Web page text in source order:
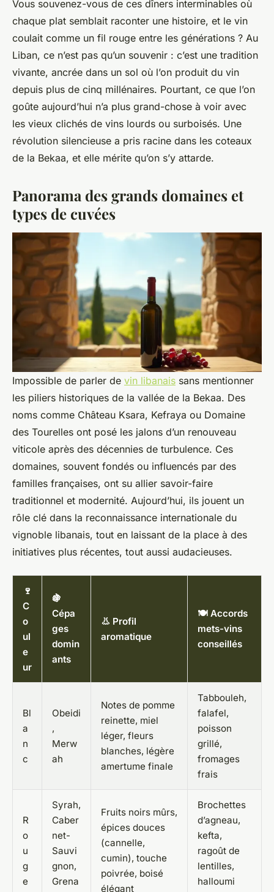
Vous souvenez-vous de ces dîners interminables où
chaque plat semblait raconter une histoire, et le vin
coulait comme un fil rouge entre les générations ? Au
Liban, ce n’est pas qu’un souvenir : c’est une tradition
vivante, ancrée dans un sol où l’on produit du vin
depuis plus de cinq millénaires. Pourtant, ce que l’on
goûte aujourd’hui n’a plus grand-chose à voir avec
les vieux clichés de vins lourds ou surboisés. Une
révolution silencieuse a pris racine dans les coteaux
de la Bekaa, et elle mérite qu’on s’y attarde.
Panorama des grands domaines et
types de cuvées
Impossible de parler de vin libanais sans mentionner
les piliers historiques de la vallée de la Bekaa. Des
noms comme Château Ksara, Kefraya ou Domaine
des Tourelles ont posé les jalons d’un renouveau
viticole après des décennies de turbulence. Ces
domaines, souvent fondés ou influencés par des
familles françaises, ont su allier savoir-faire
traditionnel et modernité. Aujourd’hui, ils jouent un
rôle clé dans la reconnaissance internationale du
vignoble libanais, tout en laissant de la place à des
initiatives plus récentes, tout aussi audacieuses.
🍷
C
o
ul
e
ur
🍇
Cépa
ges
domin
ants
👃 Profil
aromatique
🍽️ Accords
mets-vins
conseillés
Bl
a
n
c
Obeidi
,
Merw
ah
Notes de pomme
reinette, miel
léger, fleurs
blanches, légère
amertume finale
Tabbouleh,
falafel,
poisson
grillé,
fromages
frais
R
o
u
g
e
Syrah,
Caber
net-
Sauvi
gnon,
Grena
Fruits noirs mûrs,
épices douces
(cannelle,
cumin), touche
poivrée, boisé
élégant
Brochettes
d’agneau,
kefta,
ragoût de
lentilles,
halloumi